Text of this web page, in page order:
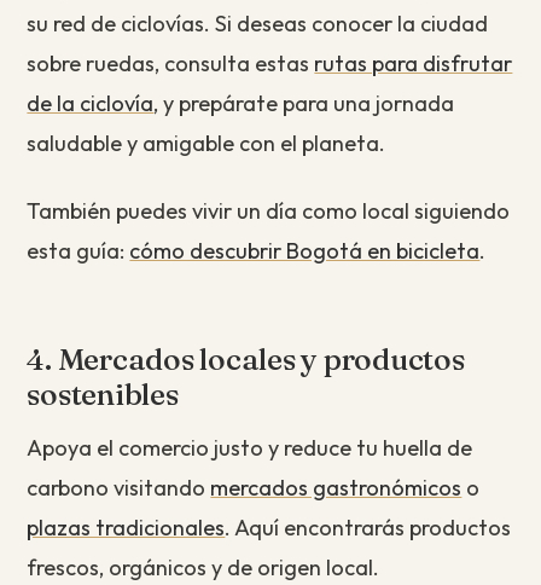
su red de ciclovías. Si deseas conocer la ciudad
sobre ruedas, consulta estas rutas para disfrutar
de la ciclovía, y prepárate para una jornada
saludable y amigable con el planeta.
También puedes vivir un día como local siguiendo
esta guía: cómo descubrir Bogotá en bicicleta.
4. Mercados locales y productos
sostenibles
Apoya el comercio justo y reduce tu huella de
carbono visitando mercados gastronómicos o
plazas tradicionales. Aquí encontrarás productos
frescos, orgánicos y de origen local.